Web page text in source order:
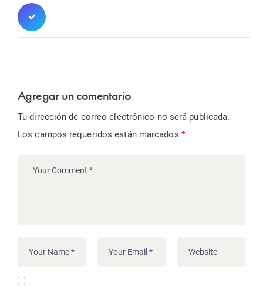
Agregar un comentario
Tu dirección de correo electrónico no será publicada.
Los campos requeridos están marcados *